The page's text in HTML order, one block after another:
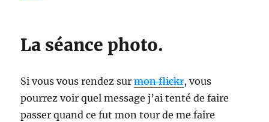
La séance photo.
Si vous vous rendez surmon flickr, vous
pourrez voir quel message j’ai tenté de faire
passer quand ce fut mon tour de me faire